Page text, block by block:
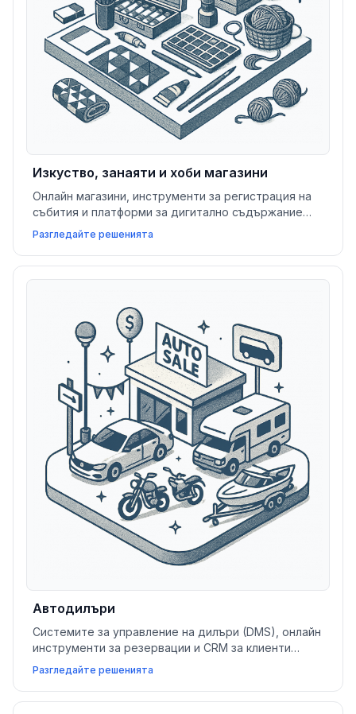
Изкуство, занаяти и хоби магазини
Онлайн магазини, инструменти за регистрация на
събития и платформи за дигитално съдържание
помагат на магазини за изкуства, занаяти и хоби да
продават продукти, организират събития и
създават силни творчески общности.
Разгледайте решенията
Автодилъри
Системите за управление на дилъри (DMS), онлайн
инструменти за резервации и CRM за клиенти
помагат на автодилърите да управляват
наличностите, оптимизират тестовите шофирания
и завършват повече сделки.
Разгледайте решенията